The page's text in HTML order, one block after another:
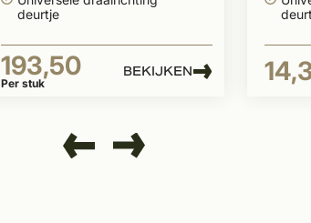
deurtje
193,50
Per stuk
BEKIJKEN